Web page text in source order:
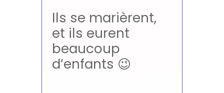
Ils se marièrent,
et ils eurent
beaucoup
d’enfants 😉